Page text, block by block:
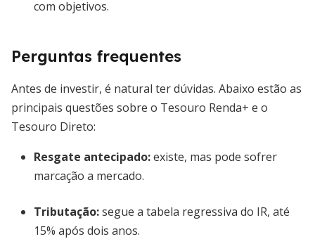
com objetivos.
Perguntas frequentes
Antes de investir, é natural ter dúvidas. Abaixo estão as
principais questões sobre o Tesouro Renda+ e o
Tesouro Direto:
Resgate antecipado:existe, mas pode sofrer
marcação a mercado.
Tributação:segue a tabela regressiva do IR, até
15% após dois anos.